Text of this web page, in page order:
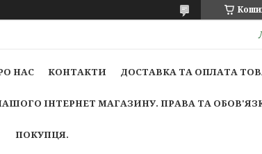
НАС КОНТАКТИ ДОСТАВКА ТА ОПЛАТА
ІНТЕРНЕТ МАГАЗИНУ. ПРАВА ТА
ПОКУПЦЯ.